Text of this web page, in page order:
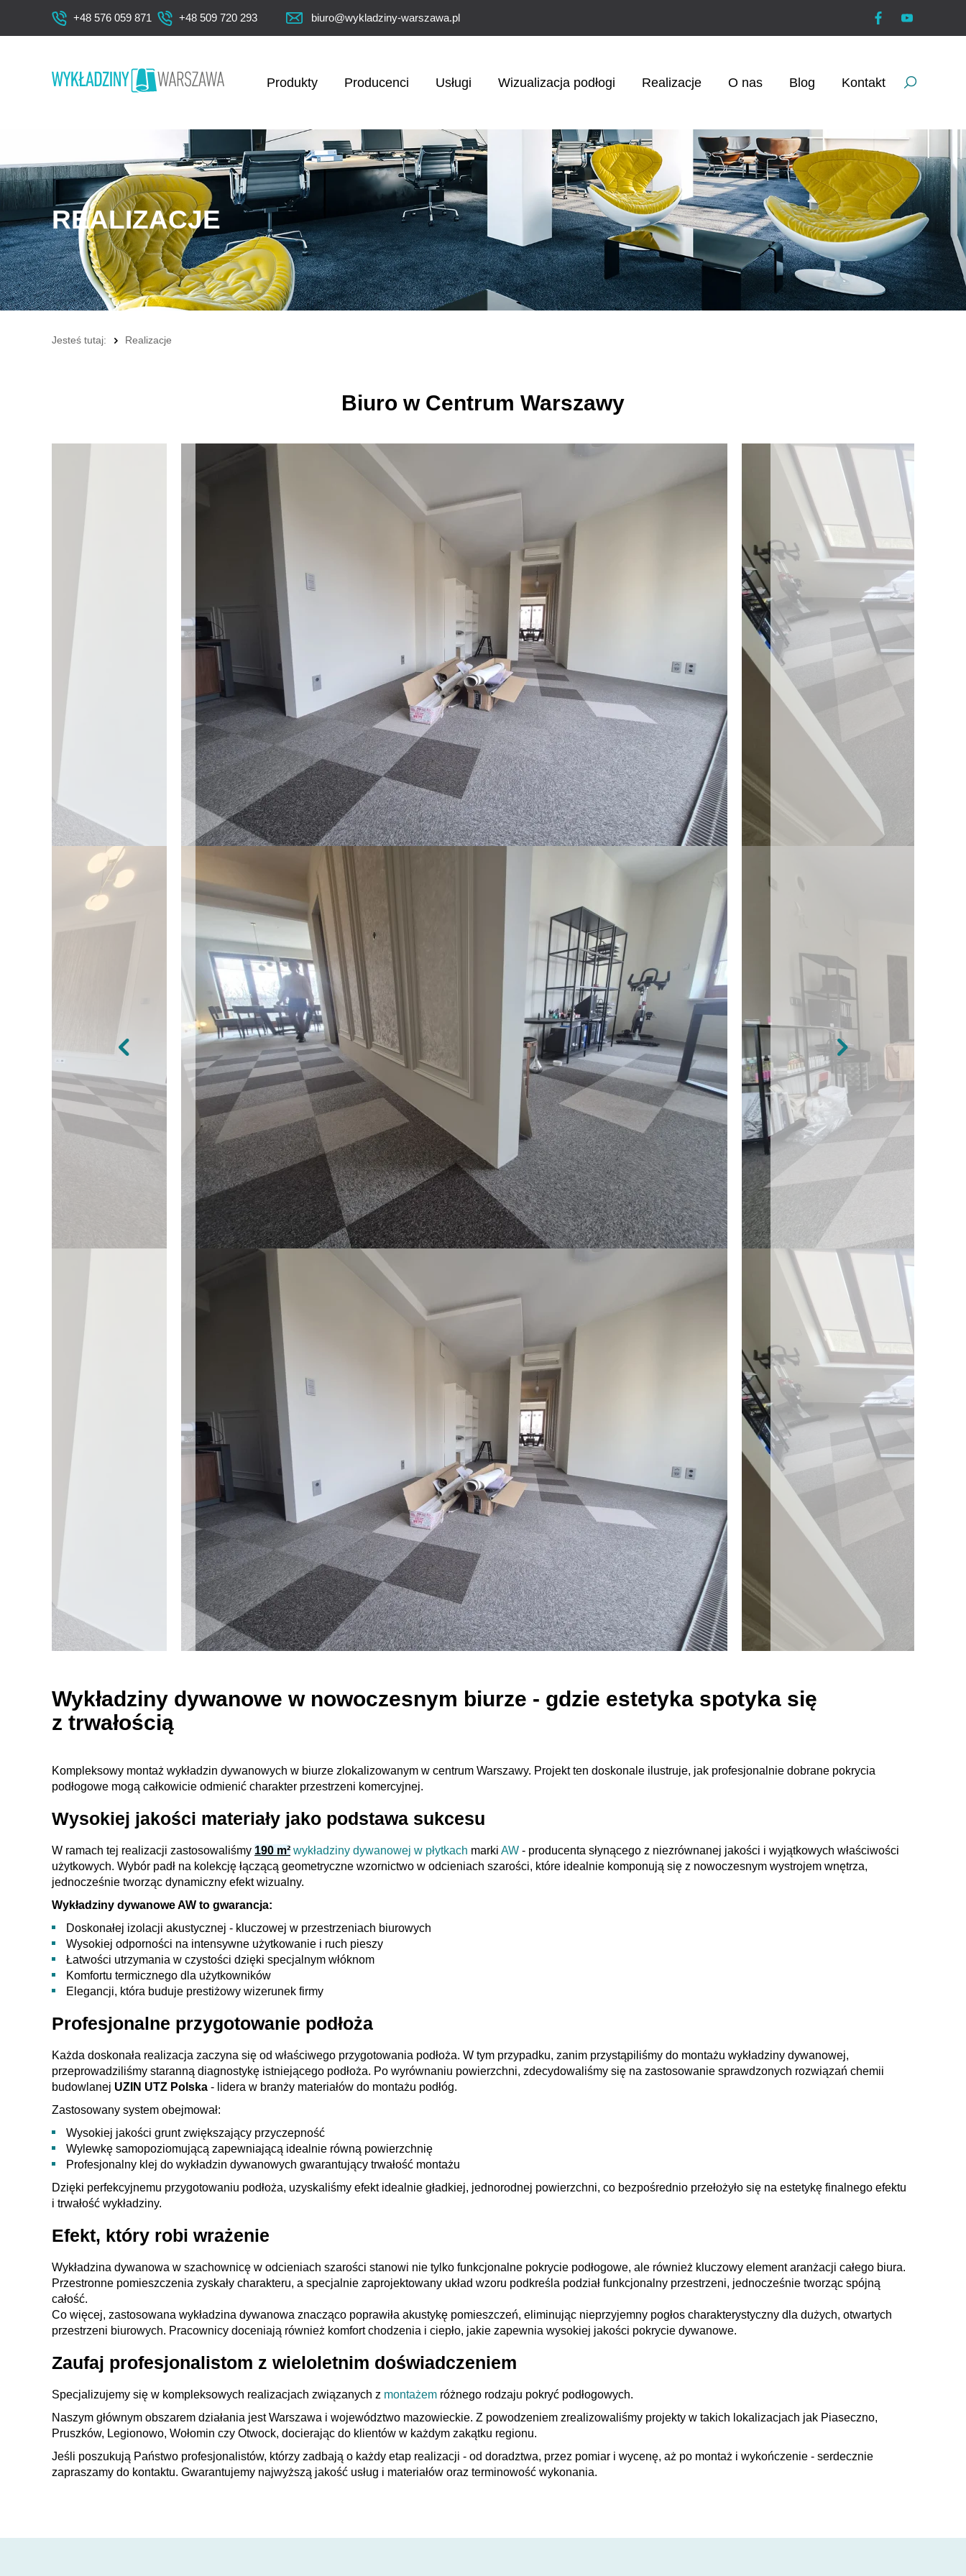
+48 576 059 871 +48 509 720 293 biuro@wykladziny-warszawa.pl
Produkty Producenci Usługi Wizualizacja podłogi Realizacje O nas Blog Kontakt
REALIZACJE
Jesteś tutaj: Realizacje
Biuro w Centrum Warszawy
Wykładziny dywanowe w nowoczesnym biurze - gdzie estetyka spotyka się
z trwałością
Kompleksowy montaż wykładzin dywanowych w biurze zlokalizowanym w centrum Warszawy. Projekt ten doskonale ilustruje, jak profesjonalnie dobrane pokrycia
podłogowe mogą całkowicie odmienić charakter przestrzeni komercyjnej.
Wysokiej jakości materiały jako podstawa sukcesu
W ramach tej realizacji zastosowaliśmy 190 m² wykładziny dywanowej w płytkach marki AW - producenta słynącego z niezrównanej jakości i wyjątkowych właściwości
użytkowych. Wybór padł na kolekcję łączącą geometryczne wzornictwo w odcieniach szarości, które idealnie komponują się z nowoczesnym wystrojem wnętrza,
jednocześnie tworząc dynamiczny efekt wizualny.
Wykładziny dywanowe AW to gwarancja:
Doskonałej izolacji akustycznej - kluczowej w przestrzeniach biurowych
Wysokiej odporności na intensywne użytkowanie i ruch pieszy
Łatwości utrzymania w czystości dzięki specjalnym włóknom
Komfortu termicznego dla użytkowników
Elegancji, która buduje prestiżowy wizerunek firmy
Profesjonalne przygotowanie podłoża
Każda doskonała realizacja zaczyna się od właściwego przygotowania podłoża. W tym przypadku, zanim przystąpiliśmy do montażu wykładziny dywanowej,
przeprowadziliśmy staranną diagnostykę istniejącego podłoża. Po wyrównaniu powierzchni, zdecydowaliśmy się na zastosowanie sprawdzonych rozwiązań chemii
budowlanej UZIN UTZ Polska - lidera w branży materiałów do montażu podłóg.
Zastosowany system obejmował:
Wysokiej jakości grunt zwiększający przyczepność
Wylewkę samopoziomującą zapewniającą idealnie równą powierzchnię
Profesjonalny klej do wykładzin dywanowych gwarantujący trwałość montażu
Dzięki perfekcyjnemu przygotowaniu podłoża, uzyskaliśmy efekt idealnie gładkiej, jednorodnej powierzchni, co bezpośrednio przełożyło się na estetykę finalnego efektu
i trwałość wykładziny.
Efekt, który robi wrażenie
Wykładzina dywanowa w szachownicę w odcieniach szarości stanowi nie tylko funkcjonalne pokrycie podłogowe, ale również kluczowy element aranżacji całego biura.
Przestronne pomieszczenia zyskały charakteru, a specjalnie zaprojektowany układ wzoru podkreśla podział funkcjonalny przestrzeni, jednocześnie tworząc spójną
całość.
Co więcej, zastosowana wykładzina dywanowa znacząco poprawiła akustykę pomieszczeń, eliminując nieprzyjemny pogłos charakterystyczny dla dużych, otwartych
przestrzeni biurowych. Pracownicy doceniają również komfort chodzenia i ciepło, jakie zapewnia wysokiej jakości pokrycie dywanowe.
Zaufaj profesjonalistom z wieloletnim doświadczeniem
Specjalizujemy się w kompleksowych realizacjach związanych z montażem różnego rodzaju pokryć podłogowych.
Naszym głównym obszarem działania jest Warszawa i województwo mazowieckie. Z powodzeniem zrealizowaliśmy projekty w takich lokalizacjach jak Piaseczno,
Pruszków, Legionowo, Wołomin czy Otwock, docierając do klientów w każdym zakątku regionu.
Jeśli poszukują Państwo profesjonalistów, którzy zadbają o każdy etap realizacji - od doradztwa, przez pomiar i wycenę, aż po montaż i wykończenie - serdecznie
zapraszamy do kontaktu. Gwarantujemy najwyższą jakość usług i materiałów oraz terminowość wykonania.